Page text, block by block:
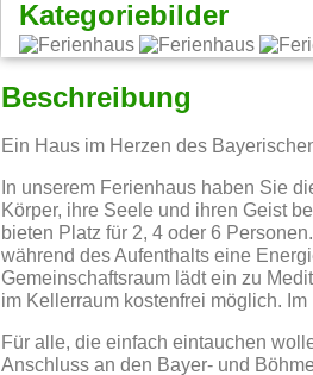
Kategoriebilder
Beschreibung
Ein Haus im Herzen des
In unserem Ferienhaus haben Sie
Körper, ihre Seele und ihren Geist
bieten Platz für 2, 4 oder 6
während des Aufenthalts eine
Gemeinschaftsraum lädt ein zu
im Kellerraum kostenfrei möglich.
Für alle, die einfach eintauchen
Anschluss an den Bayer- und